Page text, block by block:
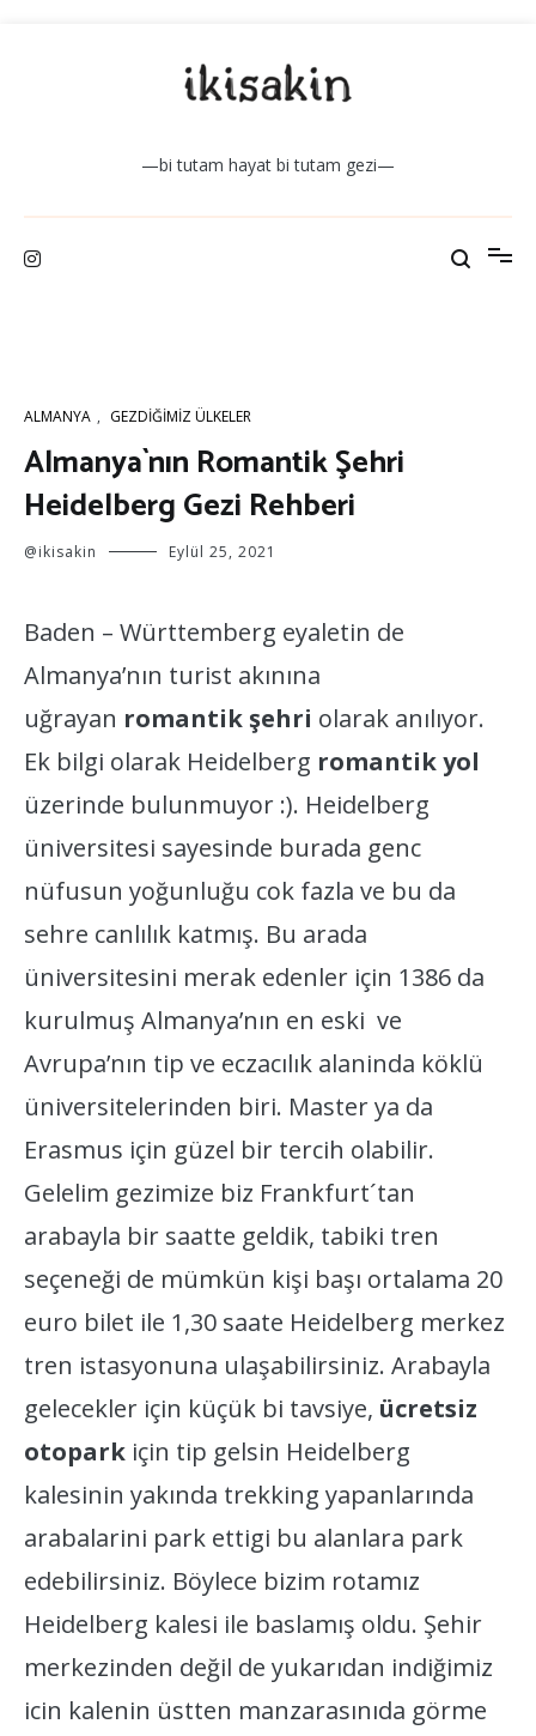
—bi tutam hayat bi tutam gezi—
ALMANYA , GEZDIĞIMIZ ÜLKELER
Almanya`nın Romantik Şehri
Heidelberg Gezi Rehberi
@ikisakin Eylül 25, 2021
Baden – Württemberg eyaletin de
Almanya’nın turist akınına
uğrayan romantik şehri olarak anılıyor.
Ek bilgi olarak Heidelberg romantik yol
üzerinde bulunmuyor :). Heidelberg
üniversitesi sayesinde burada genc
nüfusun yoğunluğu cok fazla ve bu da
sehre canlılık katmış. Bu arada
üniversitesini merak edenler için 1386 da
kurulmuş Almanya’nın en eski ve
Avrupa’nın tip ve eczacılık alaninda köklü
üniversitelerinden biri. Master ya da
Erasmus için güzel bir tercih olabilir.
Gelelim gezimize biz Frankfurt´tan
arabayla bir saatte geldik, tabiki tren
seçeneği de mümkün kişi başı ortalama 20
euro bilet ile 1,30 saate Heidelberg merkez
tren istasyonuna ulaşabilirsiniz. Arabayla
gelecekler için küçük bi tavsiye, ücretsiz
otopark için tip gelsin Heidelberg
kalesinin yakında trekking yapanlarında
arabalarini park ettigi bu alanlara park
edebilirsiniz. Böylece bizim rotamız
Heidelberg kalesi ile baslamış oldu. Şehir
merkezinden değil de yukarıdan indiğimiz
icin kalenin üstten manzarasınıda görme